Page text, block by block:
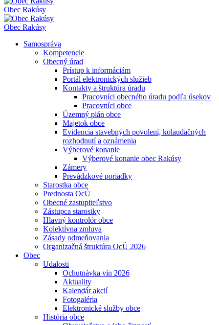
Obec Rakúsy
Obec Rakúsy
Samospráva
Kompetencie
Obecný úrad
Prístup k informáciám
Portál elektronických služieb
Kontakty a štruktúra úradu
Pracovníci obecného úradu podľa úsekov
Pracovníci obce
Územný plán obce
Majetok obce
Evidencia stavebných povolení, kolaudačných
rozhodnutí a oznámenia
Výberové konanie
Výberové konanie obec Rakúsy
Zámery
Prevádzkové poriadky
Starostka obce
Prednosta OcÚ
Obecné zastupiteľstvo
Zástupca starostky
Hlavný kontrolór obce
Kolektívna zmluva
Zásady odmeňovania
Organizačná štruktúra OcÚ 2026
Obec
Udalosti
Ochutnávka vín 2026
Aktuality
Kalendár akcií
Fotogaléria
Elektronické služby obce
História obce